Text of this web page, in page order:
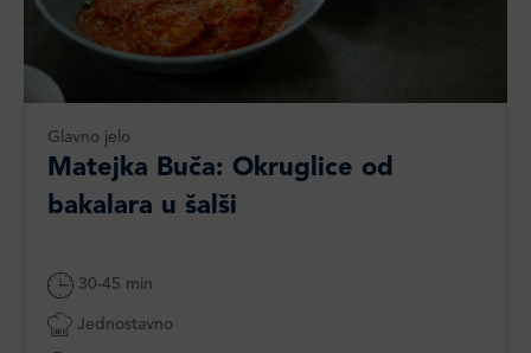
Glavno jelo
Matejka Buča: Okruglice od
bakalara u šalši
30-45 min
Jednostavno